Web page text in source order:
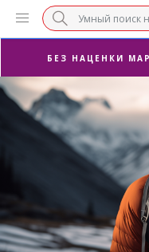
БЕЗ НАЦЕНКИ
3-Я